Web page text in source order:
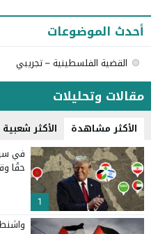
أحدث الموضوعات
القضية الفلسطينية – تجريبي
مقالات وتحليلات
الأكثر مشاهدة الأكثر شعبية
1
في
حقًا